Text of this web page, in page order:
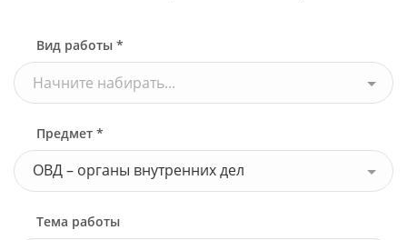
Вид работы *
Начните набирать...
Предмет *
ОВД – органы внутренних дел
Тема работы